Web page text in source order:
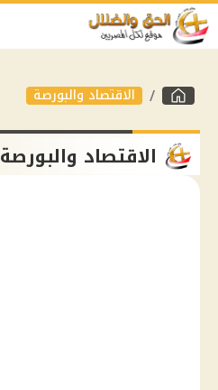
الاقتصاد والبورصة
الاقتصاد والبورصة